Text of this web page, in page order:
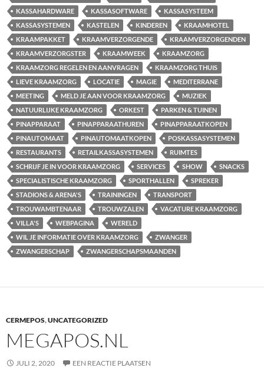
KASSAHARDWARE
KASSASOFTWARE
KASSASYSTEEM
KASSASYSTEMEN
KASTELEN KINDEREN
KRAAMHOTEL
KRAAMPAKKET
KRAAMVERZORGENDE
KRAAMVERZORGENDEN
KRAAMVERZORGSTER
KRAAMWEEK
KRAAMZORG
KRAAMZORG REGELEN EN AANVRAGEN
KRAAMZORG THUIS
LIEVE KRAAMZORG
LOCATIE MAGIE
MEDITERRANE
MEETING
MELD JE AAN VOOR KRAAMZORG
MUZIEK
NATUURLIJKE KRAAMZORG
ORKEST
PARKEN & TUINEN
PINAPPARAAT
PINAPPARAATHUREN
PINAPPARAATKOPEN
PINAUTOMAAT
PINAUTOMAATKOPEN
POSKASSASYSTEMEN
RESTAURANTS
RETAILKASSASYSTEMEN
RUIMTES
SCHRIJF JE IN VOOR KRAAMZORG
SERVICES SHOW
SNACKS
SPECIALISTISCHE KRAAMZORG
SPORTHALLEN
SPREKER
STADIONS & ARENA'S
TRAININGEN
TRANSPORT
TROUWAMBTENAAR
TROUWZALEN
VACATURE KRAAMZORG
VILLA'S
WEBPAGINA
WERELD
WIL JE INFORMATIE OVER KRAAMZORG
ZWANGER
ZWANGERSCHAP
ZWANGERSCHAPSMAANDEN
CERMEPOS,UNCATEGORIZED
MEGAPOS.NL
JULI 2, 2020 EEN REACTIE PLAATSEN